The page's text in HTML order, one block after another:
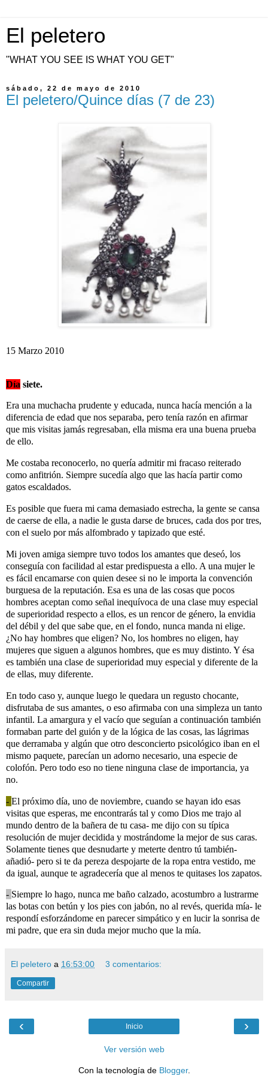
El peletero
"WHAT YOU SEE IS WHAT YOU GET"
sábado, 22 de mayo de 2010
El peletero/Quince días (7 de 23)
15 Marzo 2010
Día siete.
Era una muchacha prudente y educada, nunca hacía mención a la
diferencia de edad que nos separaba, pero tenía razón en afirmar
que mis visitas jamás regresaban, ella misma era una buena prueba
de ello.
Me costaba reconocerlo, no quería admitir mi fracaso reiterado
como anfitrión. Siempre sucedía algo que las hacía partir como
gatos escaldados.
Es posible que fuera mi cama demasiado estrecha, la gente se cansa
de caerse de ella, a nadie le gusta darse de bruces, cada dos por tres,
con el suelo por más alfombrado y tapizado que esté.
Mi joven amiga siempre tuvo todos los amantes que deseó, los
conseguía con facilidad al estar predispuesta a ello. A una mujer le
es fácil encamarse con quien desee si no le importa la convención
burguesa de la reputación. Esa es una de las cosas que pocos
hombres aceptan como señal inequívoca de una clase muy especial
de superioridad respecto a ellos, es un rencor de género, la envidia
del débil y del que sabe que, en el fondo, nunca manda ni elige.
¿No hay hombres que eligen? No, los hombres no eligen, hay
mujeres que siguen a algunos hombres, que es muy distinto. Y ésa
es también una clase de superioridad muy especial y diferente de la
de ellas, muy diferente.
En todo caso y, aunque luego le quedara un regusto chocante,
disfrutaba de sus amantes, o eso afirmaba con una simpleza un tanto
infantil. La amargura y el vacío que seguían a continuación también
formaban parte del guión y de la lógica de las cosas, las lágrimas
que derramaba y algún que otro desconcierto psicológico iban en el
mismo paquete, parecían un adorno necesario, una especie de
colofón. Pero todo eso no tiene ninguna clase de importancia, ya
no.
- El próximo día, uno de noviembre, cuando se hayan ido esas
visitas que esperas, me encontrarás tal y como Dios me trajo al
mundo dentro de la bañera de tu casa- me dijo con su típica
resolución de mujer decidida y mostrándome la mejor de sus caras.
Solamente tienes que desnudarte y meterte dentro tú también-
añadió- pero si te da pereza despojarte de la ropa entra vestido, me
da igual, aunque te agradecería que al menos te quitases los zapatos.
- Siempre lo hago, nunca me baño calzado, acostumbro a lustrarme
las botas con betún y los pies con jabón, no al revés, querida mía- le
respondí esforzándome en parecer simpático y en lucir la sonrisa de
mi padre, que era sin duda mejor mucho que la mía.
El peletero a 16:53:00 3 comentarios:
Compartir
‹ ›
Inicio
Ver versión web
Con la tecnología de Blogger.